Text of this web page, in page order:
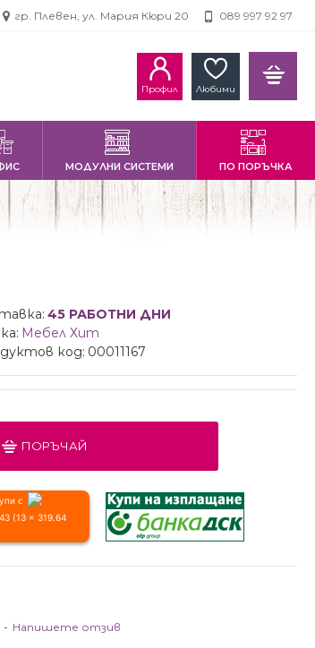
гр. Плевен, ул. Мария Кюри 20 089 997 92 97
Профил Любими
МОДУЛНИ СИСТЕМИ ПО ПОРЪЧКА
- Напишете отзив
45 РАБОТНИ ДНИ
Мебел Хит
код: 00011167
ПОРЪЧАЙ
с
(13 x 319.64